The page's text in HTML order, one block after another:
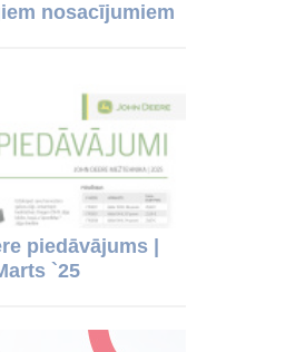
nosacījumiem
piedāvājums |
`25